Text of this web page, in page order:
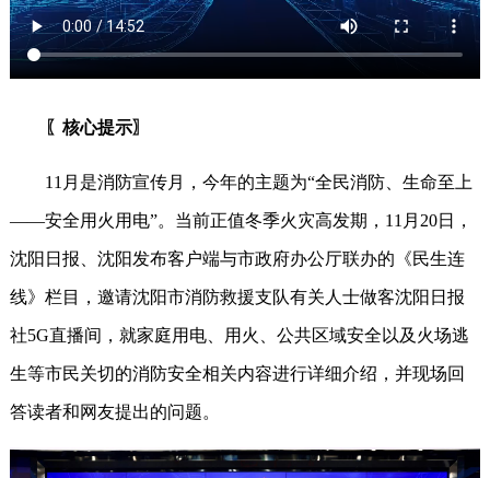
〖核心提示〗
11月是消防宣传月，今年的主题为“全民消防、生命至上
——安全用火用电”。当前正值冬季火灾高发期，11月20日，
沈阳日报、沈阳发布客户端与市政府办公厅联办的《民生连
线》栏目，邀请沈阳市消防救援支队有关人士做客沈阳日报
社5G直播间，就家庭用电、用火、公共区域安全以及火场逃
生等市民关切的消防安全相关内容进行详细介绍，并现场回
答读者和网友提出的问题。